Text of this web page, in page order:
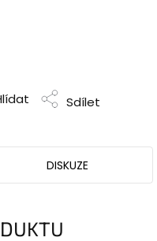
Sdílet
DISKUZE